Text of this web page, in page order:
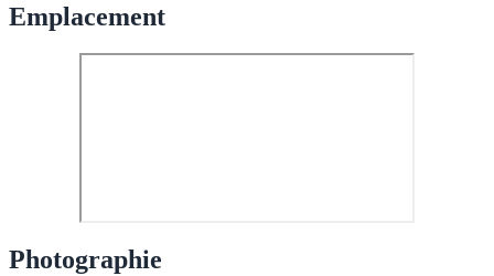
Emplacement
Photographie